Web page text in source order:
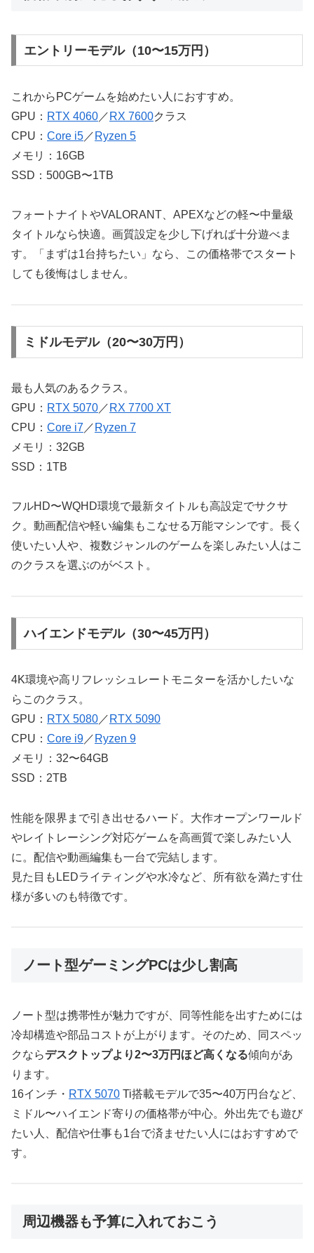
エントリーモデル（10〜15万円）
これからPCゲームを始めたい人におすすめ。
GPU： RTX 4060 ／ RX 7600クラス
CPU： Core i5 ／ Ryzen 5
メモリ：16GB
SSD：500GB〜1TB
フォートナイトやVALORANT、APEXなどの軽〜中量級
タイトルなら快適。画質設定を少し下げれば十分遊べま
す。「まずは1台持ちたい」なら、この価格帯でスタート
しても後悔はしません。
ミドルモデル（20〜30万円）
最も人気のあるクラス。
GPU： RTX 5070 ／ RX 7700 XT
CPU： Core i7 ／ Ryzen 7
メモリ：32GB
SSD：1TB
フルHD〜WQHD環境で最新タイトルも高設定でサクサ
ク。動画配信や軽い編集もこなせる万能マシンです。長く
使いたい人や、複数ジャンルのゲームを楽しみたい人はこ
のクラスを選ぶのがベスト。
ハイエンドモデル（30〜45万円）
4K環境や高リフレッシュレートモニターを活かしたいな
らこのクラス。
GPU： RTX 5080 ／ RTX 5090
CPU： Core i9 ／ Ryzen 9
メモリ：32〜64GB
SSD：2TB
性能を限界まで引き出せるハード。大作オープンワールド
やレイトレーシング対応ゲームを高画質で楽しみたい人
に。配信や動画編集も一台で完結します。
見た目もLEDライティングや水冷など、所有欲を満たす仕
様が多いのも特徴です。
ノート型ゲーミングPCは少し割高
ノート型は携帯性が魅力ですが、同等性能を出すためには
冷却構造や部品コストが上がります。そのため、同スペッ
クならデスクトップより2〜3万円ほど高くなる傾向があ
ります。
16インチ・ RTX 5070 Ti搭載モデルで35〜40万円台など、
ミドル〜ハイエンド寄りの価格帯が中心。外出先でも遊び
たい人、配信や仕事も1台で済ませたい人にはおすすめで
す。
周辺機器も予算に入れておこう